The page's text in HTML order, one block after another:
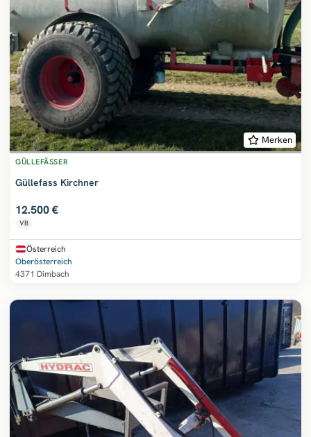
Merken
GÜLLEFÄSSER
Güllefass Kirchner
12.500 €
VB
Österreich
Oberösterreich
4371 Dimbach